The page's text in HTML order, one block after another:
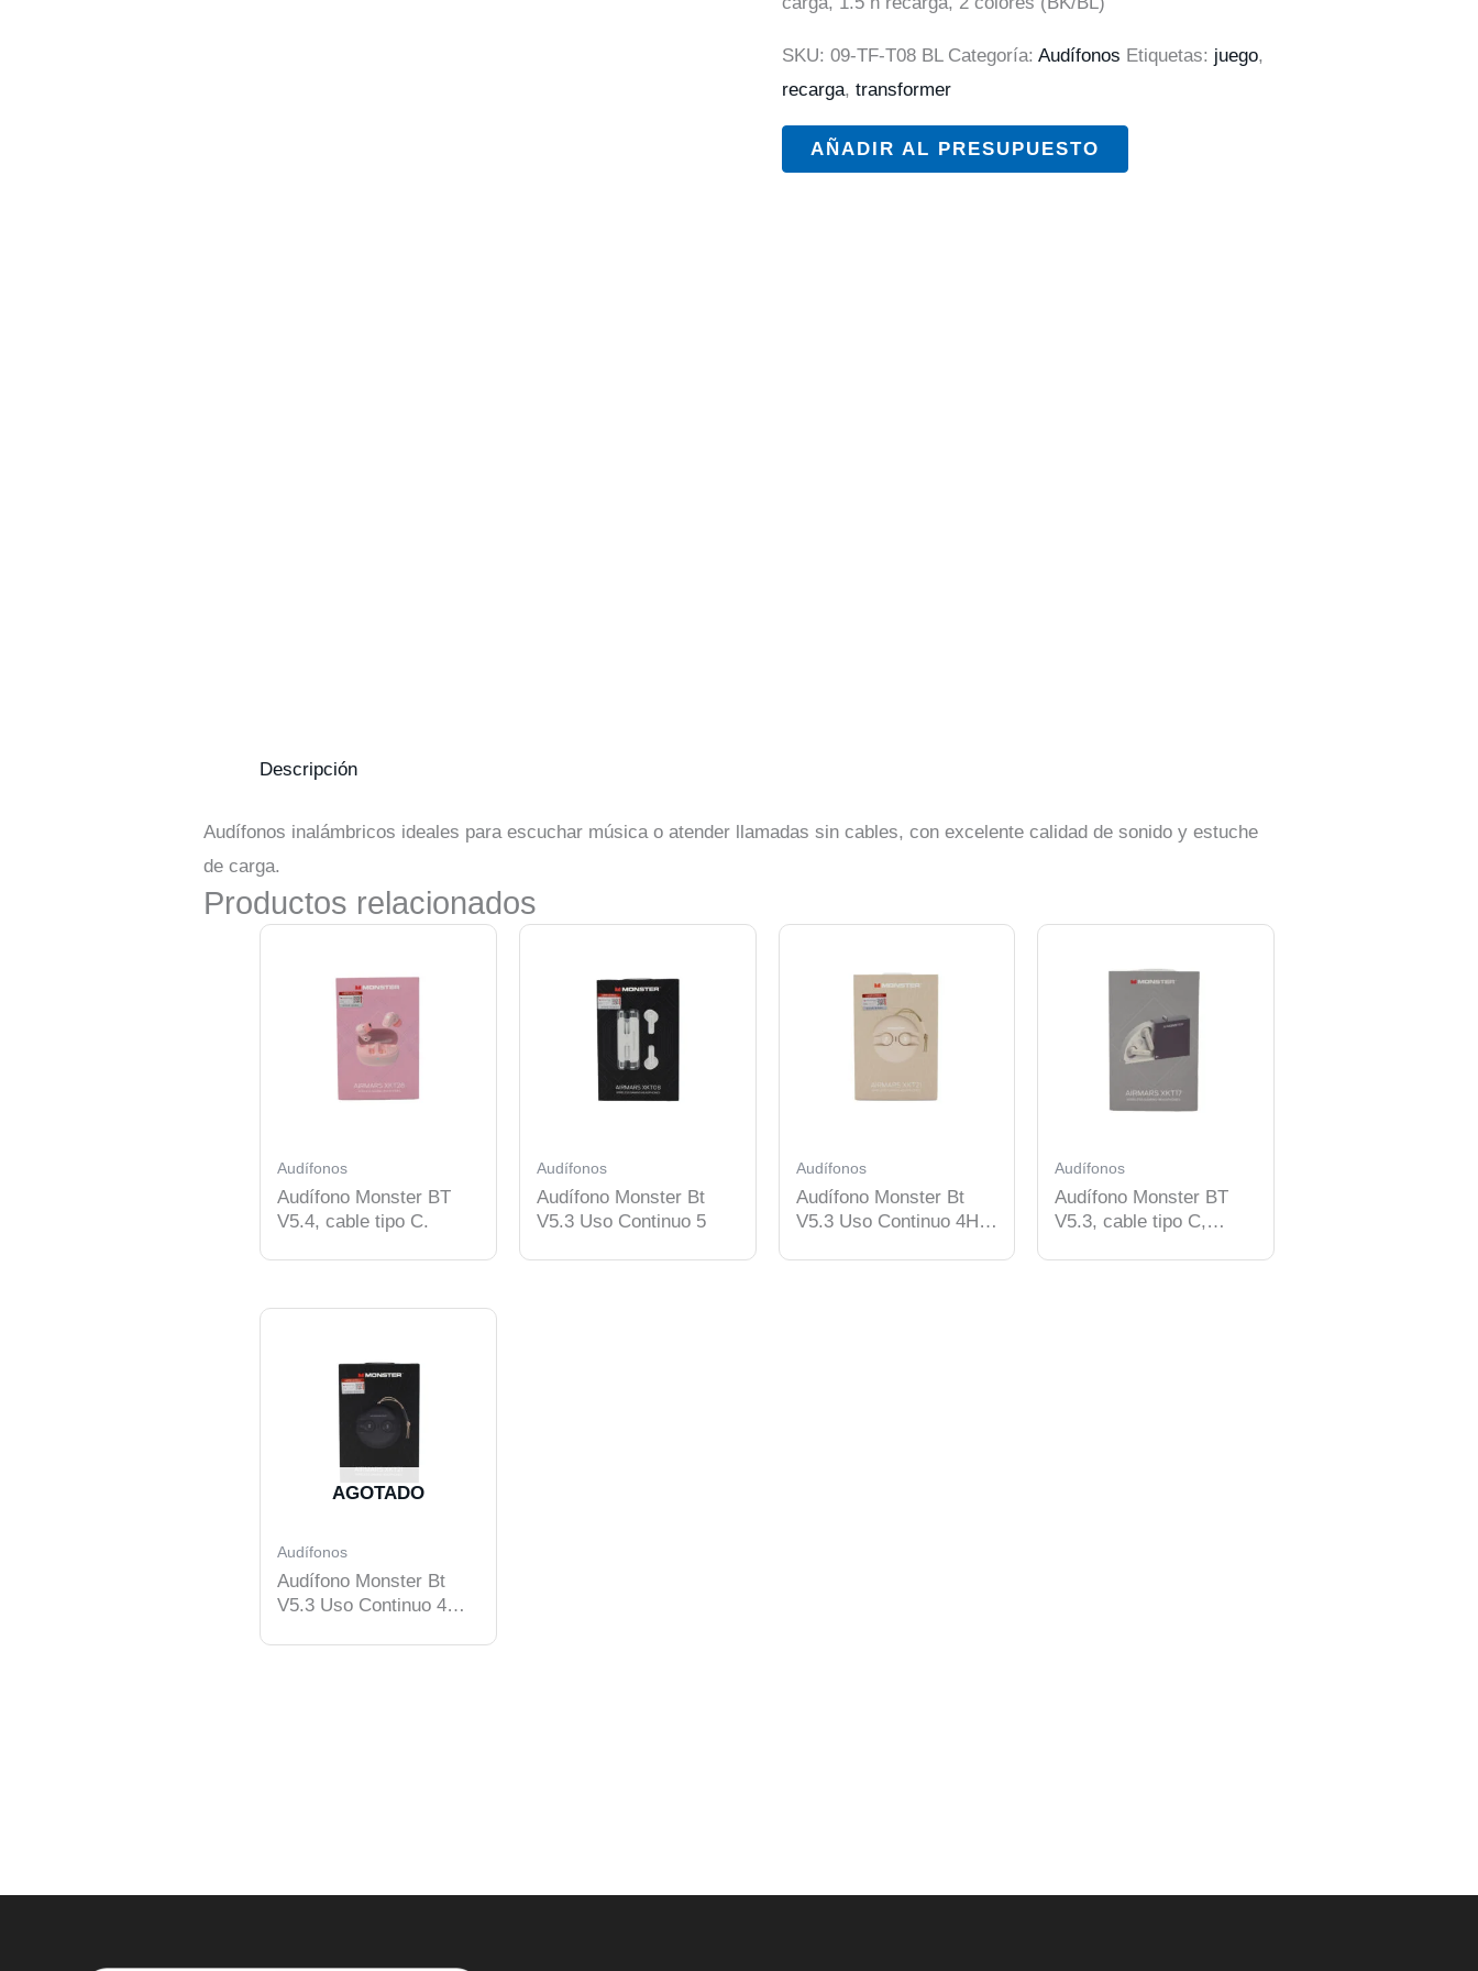
SKU: 09-TF-T08 BL Categoría: Audífonos Etiquetas: juego,
recarga, transformer
AÑADIR AL PRESUPUESTO
Descripción
Audífonos inalámbricos ideales para escuchar música o atender llamadas sin cables, con excelente calidad de sonido y estuche
de carga.
Productos relacionados
Audífonos
Audífono Monster BT
V5.4, cable tipo C.
Audífonos
Audífono Monster Bt
V5.3 Uso Continuo 5
Audífonos
Audífono Monster Bt
V5.3 Uso Continuo 4Hrs
Audífonos
Audífono Monster BT
V5.3, cable tipo C,
AGOTADO
Audífonos
Audífono Monster Bt
V5.3 Uso Continuo 4